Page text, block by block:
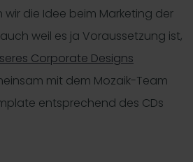
die Idee beim Marketing der
weil es ja Voraussetzung ist,
Corporate Designs
mit dem Mozaik-Team
entsprechend des CDs